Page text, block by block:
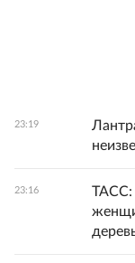
23:19
23:16
ТАСС: